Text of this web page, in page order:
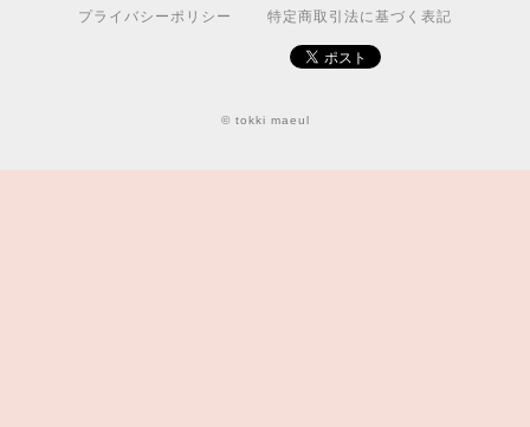
プライバシーポリシー 特定商取引法に基づく表記
© tokki maeul